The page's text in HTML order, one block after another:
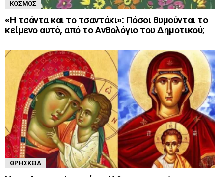
ΚΌΣΜΟΣ
«Η τσάντα και το τσαντάκι»: Πόσοι θυμούνται το
κείμενο αυτό, από το Ανθολόγιο του Δημοτικού;
ΘΡΗΣΚΕΊΑ